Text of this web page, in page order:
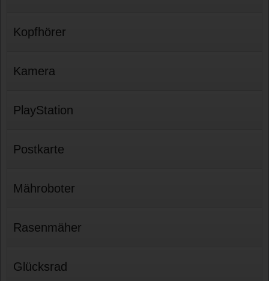
Kopfhörer
Kamera
PlayStation
Postkarte
Mähroboter
Rasenmäher
Glücksrad